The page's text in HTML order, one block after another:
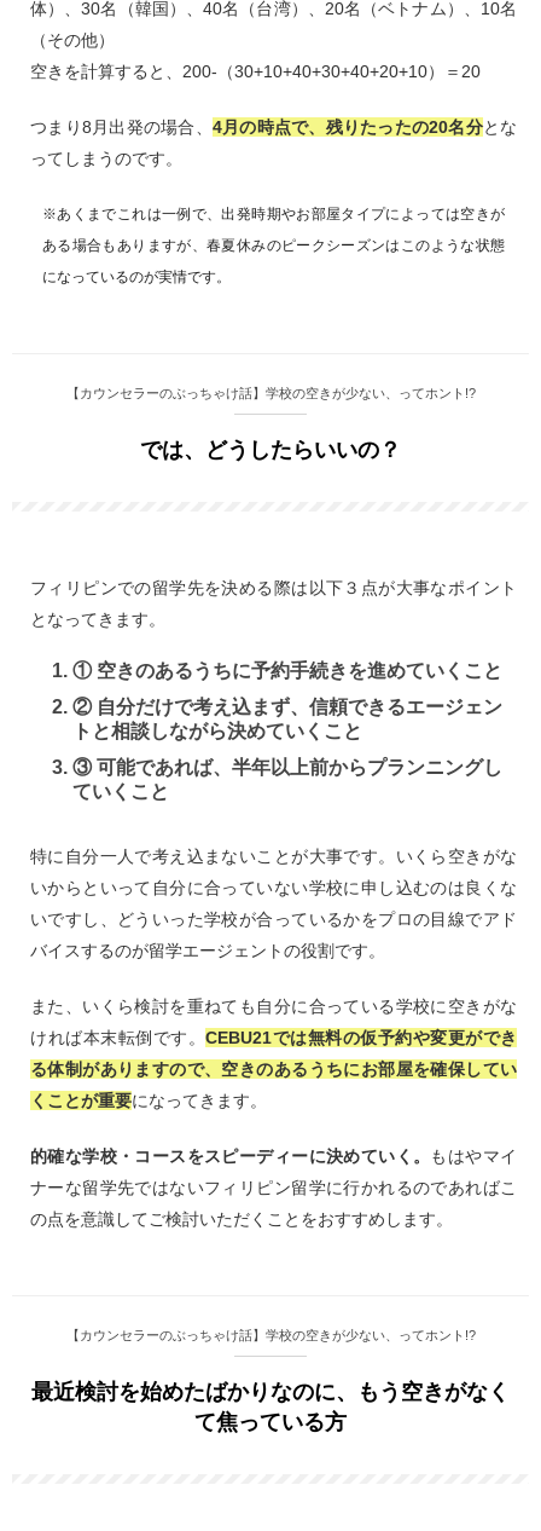
体）、30名（韓国）、40名（台湾）、20名（ベトナム）、10名
（その他）
空きを計算すると、200-（30+10+40+30+40+20+10）＝20
つまり8月出発の場合、 4月の時点で、残りたったの20名分とな
ってしまうのです。
※あくまでこれは一例で、出発時期やお部屋タイプによっては空きが
ある場合もありますが、春夏休みのピークシーズンはこのような状態
になっているのが実情です。
【カウンセラーのぶっちゃけ話】学校の空きが少ない、ってホント!?
では、どうしたらいいの？
フィリピンでの留学先を決める際は以下３点が大事なポイント
となってきます。
① 空きのあるうちに予約手続きを進めていくこと
② 自分だけで考え込まず、信頼できるエージェン
トと相談しながら決めていくこと
③ 可能であれば、半年以上前からプランニングし
ていくこと
特に自分一人で考え込まないことが大事です。いくら空きがな
いからといって自分に合っていない学校に申し込むのは良くな
いですし、どういった学校が合っているかをプロの目線でアド
バイスするのが留学エージェントの役割です。
また、いくら検討を重ねても自分に合っている学校に空きがな
ければ本末転倒です。 CEBU21では無料の仮予約や変更ができ
る体制がありますので、空きのあるうちにお部屋を確保してい
くことが重要になってきます。
的確な学校・コースをスピーディーに決めていく。
もはやマイ
ナーな留学先ではないフィリピン留学に行かれるのであればこ
の点を意識してご検討いただくことをおすすめします。
【カウンセラーのぶっちゃけ話】学校の空きが少ない、ってホント!?
最近検討を始めたばかりなのに、もう空きがなく
て焦っている方